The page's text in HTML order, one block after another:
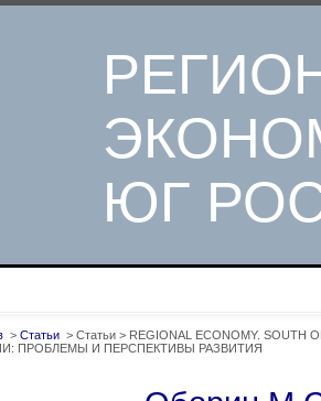
ЮГ
> Статьи > Статьи > REGIONAL ECONOMY. SOUTH
ПРОБЛЕМЫ И ПЕРСПЕКТИВЫ РАЗВИТИЯ